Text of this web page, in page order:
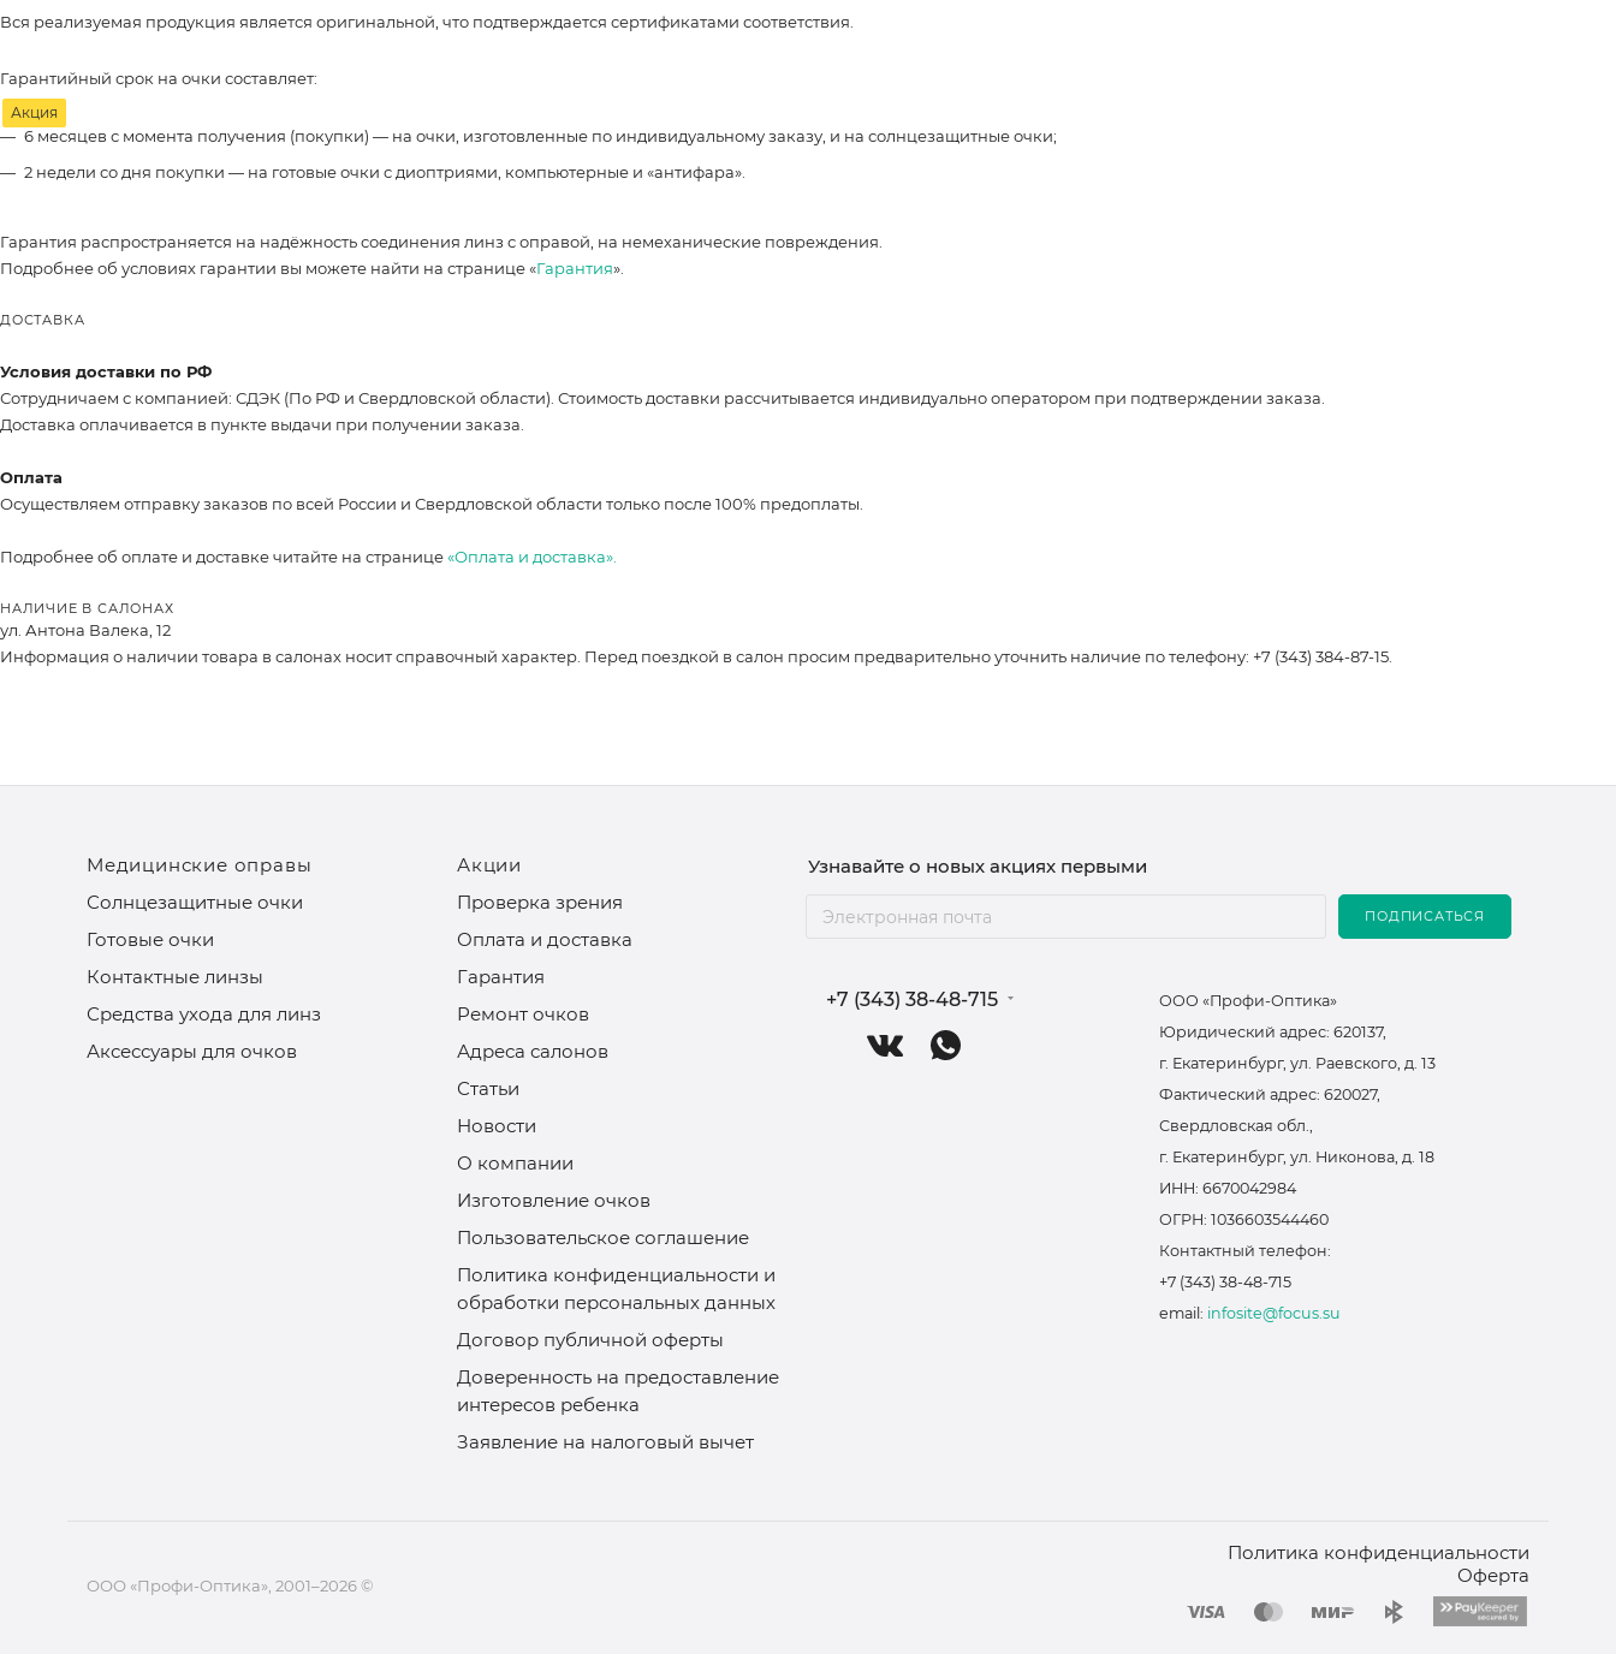
Акция
Вся реализуемая продукция является оригинальной, что подтверждается сертификатами соответствия.
Гарантийный срок на очки составляет:
6 месяцев с момента получения (покупки) — на очки, изготовленные по индивидуальному заказу, и на солнцезащитные очки;
2 недели со дня покупки — на готовые очки с диоптриями, компьютерные и «антифара».
Гарантия распространяется на надёжность соединения линз с оправой, на немеханические повреждения.
Подробнее об условиях гарантии вы можете найти на странице «Гарантия».
ДОСТАВКА
Условия доставки по РФ
Сотрудничаем с компанией: СДЭК (По РФ и Свердловской области). Стоимость доставки рассчитывается индивидуально оператором при подтверждении заказа.
Доставка оплачивается в пункте выдачи при получении заказа.
Оплата
Осуществляем отправку заказов по всей России и Свердловской области только после 100% предоплаты.
Подробнее об оплате и доставке читайте на странице«Оплата и доставка».
НАЛИЧИЕ В САЛОНАХ
ул. Антона Валека, 12
Информация о наличии товара в салонах носит справочный характер. Перед поездкой в салон просим предварительно уточнить наличие по телефону: +7 (343) 384-87-15.
Медицинские оправы
Солнцезащитные очки
Готовые очки
Контактные линзы
Средства ухода для линз
Аксессуары для очков
Акции
Проверка зрения
Оплата и доставка
Гарантия
Ремонт очков
Адреса салонов
Статьи
Новости
О компании
Изготовление очков
Пользовательское соглашение
Политика конфиденциальности и
обработки персональных данных
Договор публичной оферты
Доверенность на предоставление
интересов ребенка
Заявление на налоговый вычет
Узнавайте о новых акциях первыми
ПОДПИСАТЬСЯ
+7 (343) 38-48-715
ООО «Профи-Оптика»
Юридический адрес: 620137,
г. Екатеринбург, ул. Раевского, д. 13
Фактический адрес: 620027,
Свердловская обл.,
г. Екатеринбург, ул. Никонова, д. 18
ИНН: 6670042984
ОГРН: 1036603544460
Контактный телефон:
+7 (343) 38-48-715
email: infosite@focus.su
ООО «Профи-Оптика», 2001–2026 ©
Политика конфиденциальности
Оферта